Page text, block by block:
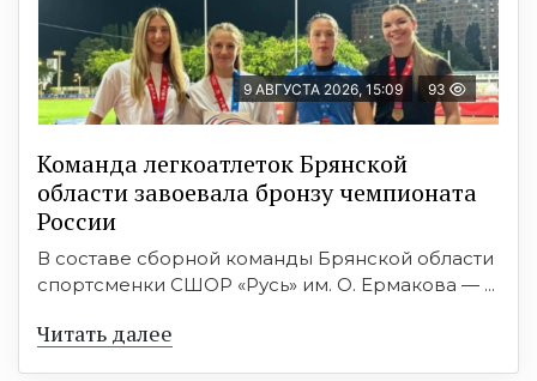
9 АВГУСТА 2026, 15:09 93
Команда легкоатлеток Брянской
области завоевала бронзу чемпионата
России
В составе сборной команды Брянской области
спортсменки СШОР «Русь» им. О. Ермакова — ...
Читать далее